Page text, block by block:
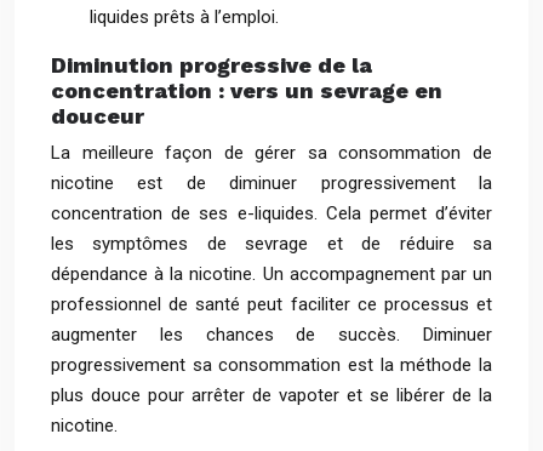
liquides prêts à l’emploi.
Diminution progressive de la
concentration : vers un sevrage en
douceur
La meilleure façon de gérer sa consommation de
nicotine est de diminuer progressivement la
concentration de ses e-liquides. Cela permet d’éviter
les symptômes de sevrage et de réduire sa
dépendance à la nicotine. Un accompagnement par un
professionnel de santé peut faciliter ce processus et
augmenter les chances de succès. Diminuer
progressivement sa consommation est la méthode la
plus douce pour arrêter de vapoter et se libérer de la
nicotine.